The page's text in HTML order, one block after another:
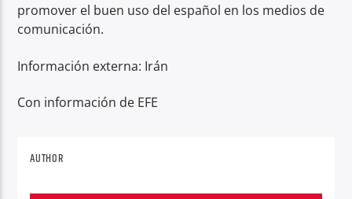
promover el buen uso del español en los medios de
comunicación.
Información externa: Irán
Con información de EFE
AUTHOR